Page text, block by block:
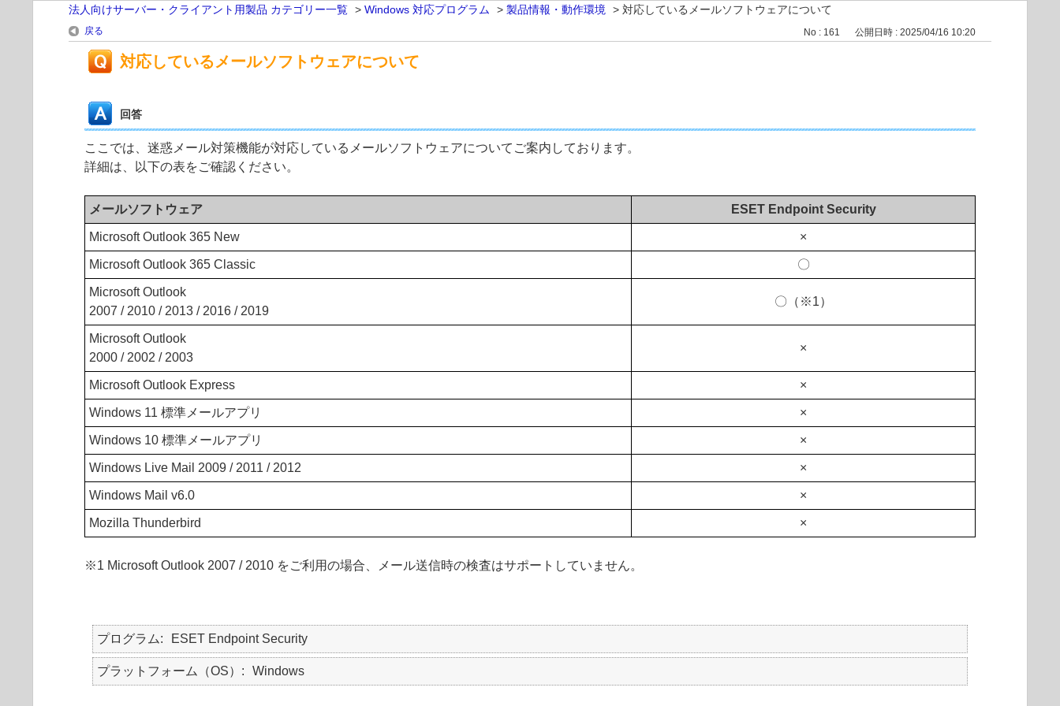
法人向けサーバー・クライアント用製品 カテゴリー一覧 > Windows 対応プログラム > 製品情報・動作環境 > 対応しているメールソフトウェアについて
戻る No : 161 公開日時 : 2025/04/16 10:20
対応しているメールソフトウェアについて
回答
ここでは、迷惑メール対策機能が対応しているメールソフトウェアについてご案内しております。
詳細は、以下の表をご確認ください。
メールソフトウェア ESET Endpoint Security
Microsoft Outlook 365 New ×
Microsoft Outlook 365 Classic 〇
Microsoft Outlook
2007 / 2010 / 2013 / 2016 / 2019
〇（※1）
Microsoft Outlook
2000 / 2002 / 2003
×
Microsoft Outlook Express ×
Windows 11 標準メールアプリ ×
Windows 10 標準メールアプリ ×
Windows Live Mail 2009 / 2011 / 2012 ×
Windows Mail v6.0 ×
Mozilla Thunderbird ×
※1 Microsoft Outlook 2007 / 2010 をご利用の場合、メール送信時の検査はサポートしていません。
プログラム ESET Endpoint Security
プラットフォーム（OS） Windows